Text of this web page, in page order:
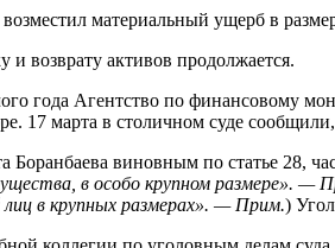
материальный ущерб в
и возврату активов продолжается.
года Агентство по финансовому
17 марта в столичном суде
Боранбаева виновным по статье 28,
в особо крупном размере». —
в крупных размерах». — Прим.)